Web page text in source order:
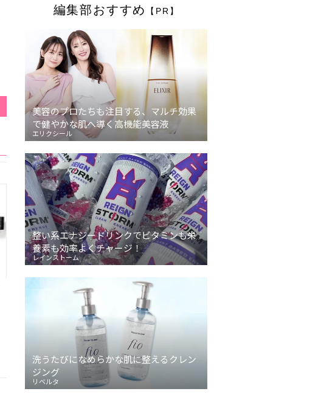
編集部おすすめ 【PR】
美容のプロたちも注目する、マルチ効果
で健やかな肌へ導く高機能美容液
エリクシール
整い系エナジードリンクでビタミンも栄
養素も効率よくチャージ！
レインストーム
洗うたびになめらかな肌に整えるクレン
ジング
リベルタ